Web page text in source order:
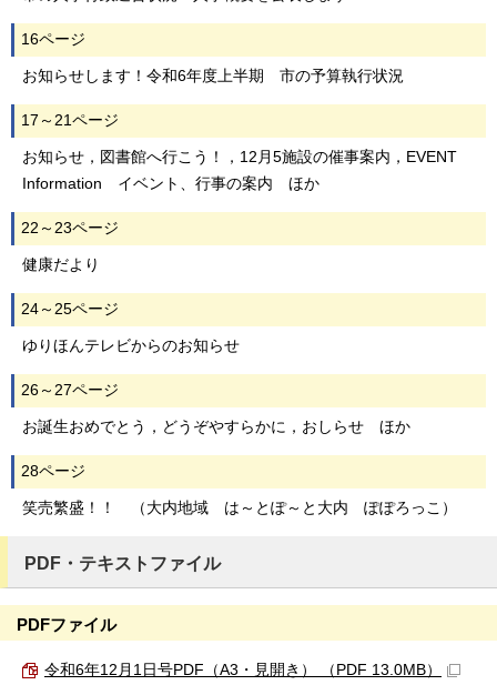
16ページ
お知らせします！令和6年度上半期 市の予算執行状況
17～21ページ
お知らせ，図書館へ行こう！，12月5施設の催事案内，EVENT
Information イベント、行事の案内 ほか
22～23ページ
健康だより
24～25ページ
ゆりほんテレビからのお知らせ
26～27ページ
お誕生おめでとう，どうぞやすらかに，おしらせ ほか
28ページ
笑売繁盛！！ （大内地域 は～とぽ～と大内 ぽぽろっこ）
PDF・テキストファイル
PDFファイル
令和6年12月1日号PDF（A3・見開き） （PDF 13.0MB）